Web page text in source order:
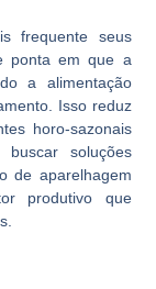
frequente seus
ponta em que a
a alimentação
Isso reduz
horo-sazonais
buscar soluções
de aparelhagem
produtivo que